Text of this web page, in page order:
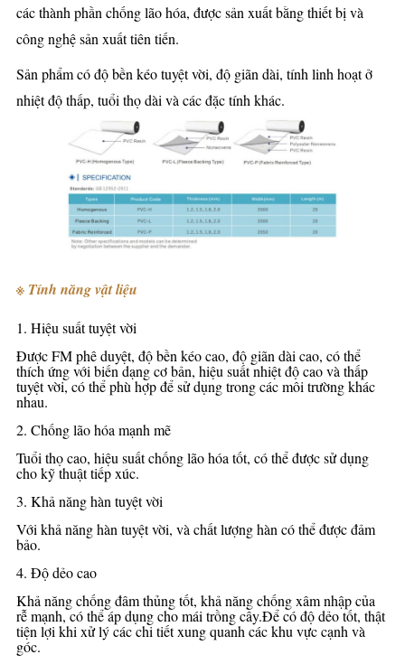
các thành phần chống lão hóa, được sản xuất bằng thiết bị và
công nghệ sản xuất tiên tiến.
Sản phẩm có độ bền kéo tuyệt vời, độ giãn dài, tính linh hoạt ở
nhiệt độ thấp, tuổi thọ dài và các đặc tính khác.
※ Tính năng vật liệu
1. Hiệu suất tuyệt vời
Được FM phê duyệt, độ bền kéo cao, độ giãn dài cao, có thể
thích ứng với biến dạng cơ bản, hiệu suất nhiệt độ cao và thấp
tuyệt vời, có thể phù hợp để sử dụng trong các môi trường khác
nhau.
2. Chống lão hóa mạnh mẽ
Tuổi thọ cao, hiệu suất chống lão hóa tốt, có thể được sử dụng
cho kỹ thuật tiếp xúc.
3. Khả năng hàn tuyệt vời
Với khả năng hàn tuyệt vời, và chất lượng hàn có thể được đảm
bảo.
4. Độ dẻo cao
Khả năng chống đâm thủng tốt, khả năng chống xâm nhập của
rễ mạnh, có thể áp dụng cho mái trồng cây.Để có độ dẻo tốt, thật
tiện lợi khi xử lý các chi tiết xung quanh các khu vực cạnh và
góc.